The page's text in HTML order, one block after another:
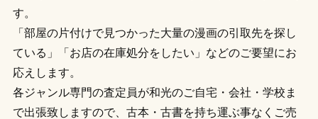
す。
「部屋の片付けで見つかった大量の漫画の引取先を探し
ている」「お店の在庫処分をしたい」などのご要望にお
応えします。
各ジャンル専門の査定員が和光のご自宅・会社・学校ま
で出張致しますので、古本・古書を持ち運ぶ事なくご売